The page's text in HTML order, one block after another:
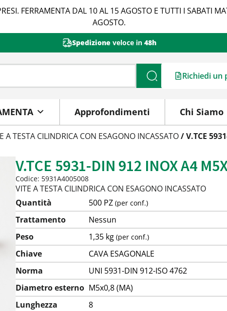
FERRAMENTA DAL 10 AL 15 AGOSTO E TUTTI I SABATI
AGOSTO.
Spedizione veloce in 48h
Cerca Richiedi un
Approfondimenti Chi Siamo
A TESTA CILINDRICA CON ESAGONO INCASSATO/ V.TCE
V.TCE 5931-DIN 912 INOX A4
Codice: 5931A4005008
VITE A TESTA CILINDRICA CON ESAGONO INCASSATO
Quantità
500 PZ (per conf.)
Trattamento
Nessun
Peso
1,35 kg (per conf.)
Chiave
CAVA ESAGONALE
Norma
UNI 5931-DIN 912-ISO 4762
Diametro esterno M5x0,8 (MA)
Lunghezza
8